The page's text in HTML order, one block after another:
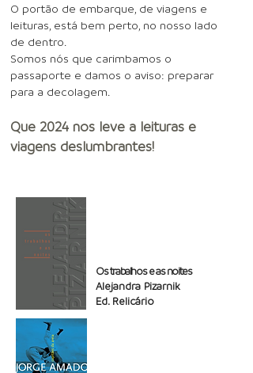
O portão de embarque, de viagens e
leituras, está bem perto, no nosso lado
de dentro.
Somos nós que carimbamos o
passaporte e damos o aviso: preparar
para a decolagem.
Que 2024 nos leve a leituras e
viagens deslumbrantes!
Os trabalhos e as noites
Alejandra Pizarnik
Ed. Relicário